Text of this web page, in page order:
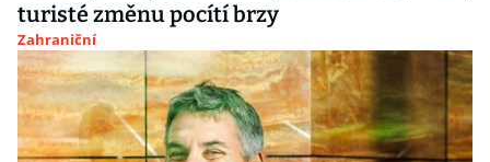
turisté změnu pocítí brzy
Zahraniční